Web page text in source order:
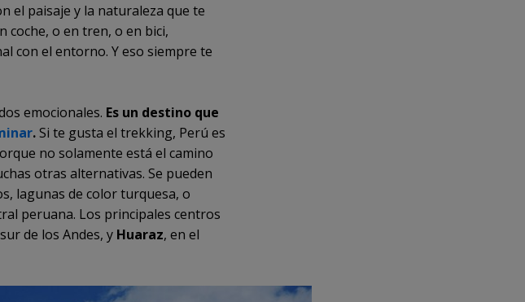
el paisaje y la naturaleza que te
coche, o en tren, o en bici,
con el entorno. Y eso siempre te
emocionales. Es un destino que
.Si te gusta el trekking, Perú es
no solamente está el camino
otras alternativas. Se pueden
lagunas de color turquesa, o
peruana. Los principales centros
de los Andes, y Huaraz, en el